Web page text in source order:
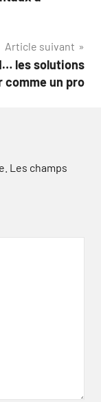
Article suivant
les solutions
comme un pro
Les champs